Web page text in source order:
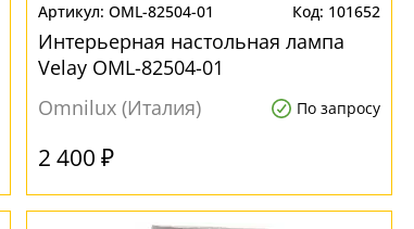
OML-82504-01 101652
Интерьерная настольная лампа
Velay OML-82504-01
Omnilux (Италия)
По запросу
2 400 ₽